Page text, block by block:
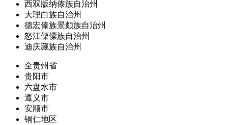
西双版纳傣族自治州
大理白族自治州
德宏傣族景颇族自治州
怒江傈僳族自治州
迪庆藏族自治州
全贵州省
贵阳市
六盘水市
遵义市
安顺市
铜仁地区